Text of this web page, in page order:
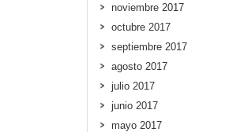
noviembre 2017
octubre 2017
septiembre 2017
agosto 2017
julio 2017
junio 2017
mayo 2017